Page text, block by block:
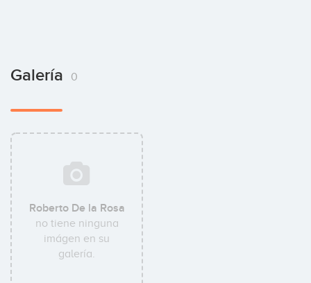
Galería 0
Roberto De la Rosa
no tiene ninguna
imágen en su
galería.